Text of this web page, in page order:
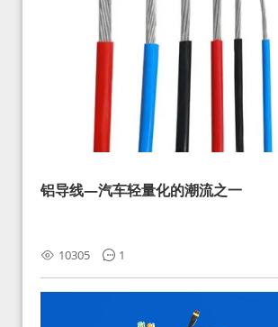
铝导线—汽车轻量化的潮流之一
10305 1